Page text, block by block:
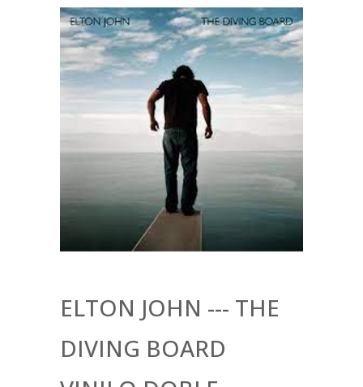
ELTON JOHN --- THE
DIVING BOARD